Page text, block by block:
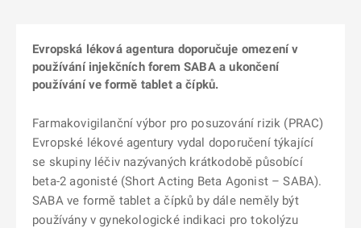
Evropská léková agentura doporučuje omezení v
používání injekčních forem SABA a ukončení
používání ve formě tablet a čípků.
Farmakovigilanční výbor pro posuzování rizik (PRAC)
Evropské lékové agentury vydal doporučení týkající
se skupiny léčiv nazývaných krátkodobě působící
beta-2 agonisté (Short Acting Beta Agonist – SABA).
SABA ve formě tablet a čípků by dále neměly být
používány v gynekologické indikaci pro tokolýzu